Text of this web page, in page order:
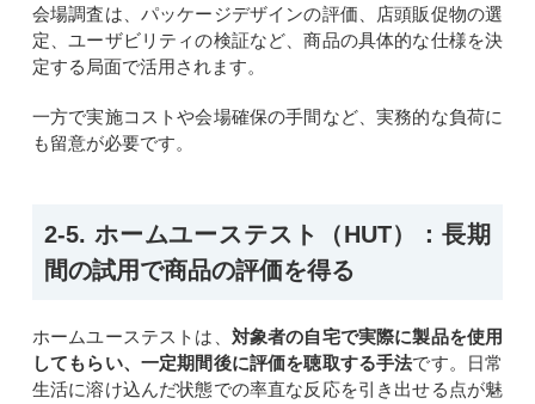
会場調査は、パッケージデザインの評価、店頭販促物の選
定、ユーザビリティの検証など、商品の具体的な仕様を決
定する局面で活用されます。
一方で実施コストや会場確保の手間など、実務的な負荷に
も留意が必要です。
2-5. ホームユーステスト（HUT）：長期
間の試用で商品の評価を得る
ホームユーステストは、 対象者の自宅で実際に製品を使用
してもらい、一定期間後に評価を聴取する手法です。日常
生活に溶け込んだ状態での率直な反応を引き出せる点が魅